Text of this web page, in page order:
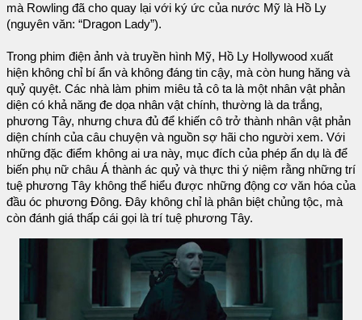
mà Rowling đã cho quay lại với ký ức của nước Mỹ là Hồ Ly
(nguyên văn: “Dragon Lady”).
Trong phim điện ảnh và truyền hình Mỹ, Hồ Ly Hollywood xuất
hiện không chỉ bí ẩn và không đáng tin cậy, mà còn hung hăng và
quỷ quyệt. Các nhà làm phim miêu tả cô ta là một nhân vật phản
diện có khả năng đe dọa nhân vật chính, thường là da trắng,
phương Tây, nhưng chưa đủ để khiến cô trở thành nhân vật phản
diện chính của câu chuyện và nguồn sợ hãi cho người xem. Với
những đặc điểm không ai ưa này, mục đích của phép ẩn dụ là để
biến phụ nữ châu Á thành ác quỷ và thực thi ý niệm rằng những trí
tuệ phương Tây không thể hiểu được những động cơ văn hóa của
đầu óc phương Đông. Đây không chỉ là phân biệt chủng tộc, mà
còn đánh giá thấp cái gọi là trí tuệ phương Tây.